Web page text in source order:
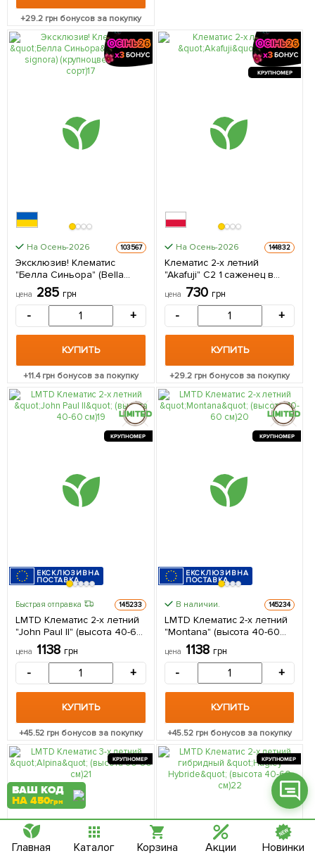
+29.2 грн бонусов за покупку
На Осень-2026 103567
Эксклюзив! Клематис
"Белла Синьора" (Bella
signora) (крупноцветковый
сорт) 1 саженец в упаковке
цена 285 грн
- +
КУПИТЬ
+11.4грн бонусов за покупку
КРУПНОМЕР
На Осень-2026 144832
Клематис 2-х летний
"Akafuji" С2 1 саженец в
упаковке
цена 730 грн
- +
КУПИТЬ
+29.2грн бонусов за покупку
КРУПНОМЕР
ЕКСКЛЮЗИВНА
ПОСТАВКА
Быстрая отправка 145233
LMTD Клематис 2-х летний
"John Paul II" (высота 40-60
саженец в упаковке
цена 1138 грн
- +
КУПИТЬ
+45.52 грн бонусов за покупку
КРУПНОМЕР
ЕКСКЛЮЗИВНА
ПОСТАВКА
В наличии. 145234
LMTD Клематис 2-х летний
"Montana" (высота 40-60
саженец в упаковке
цена 1138 грн
- +
КУПИТЬ
+45.52 грн бонусов за покупку
КРУПНОМЕР КРУПНОМЕР
Фейсбук
Телеграм
Вайбер
Інстаграм
Онлайн чат
ВАШ КОД
НА 450грн
Главная Каталог Корзина Акции Новинки